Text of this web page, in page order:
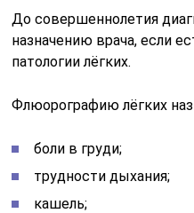
До совершеннолетия
назначению врача, если
патологии лёгких.
Флюорографию лёгких
боли в груди;
трудности дыхания;
кашель;